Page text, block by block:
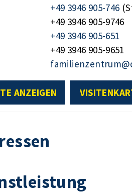
+49 3946 905-746
+49 3946 905-9746
+49 3946 905-651
+49 3946 905-9651
ANZEIGEN